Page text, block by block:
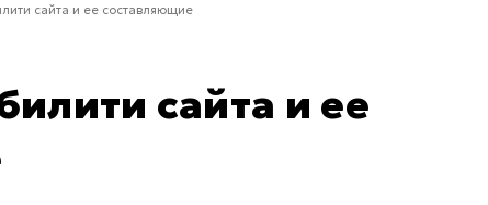
сайта и ее составляющие
сайта и ее